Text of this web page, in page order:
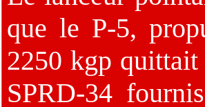
que le P-5,
2250 kgp quittait
SPRD-34